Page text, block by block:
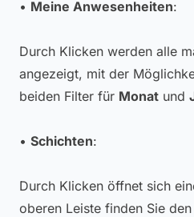
• Meine Anwesenheiten:
Durch Klicken werden alle
angezeigt, mit der
beiden Filter für Monat und
• Schichten:
Durch Klicken öffnet sich
oberen Leiste finden Sie den